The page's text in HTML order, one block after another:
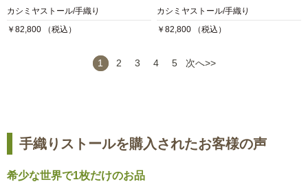
カシミヤストール/手織り
￥82,800 （税込）
カシミヤストール/手織り
￥82,800 （税込）
1 2 3 4 5 次へ>>
手織りストールを購入されたお客様の声
希少な世界で1枚だけのお品